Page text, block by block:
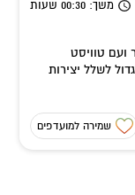
משך: 00:30 שעות
טוויסט
לשלל יצירות
שמירה למועדפים